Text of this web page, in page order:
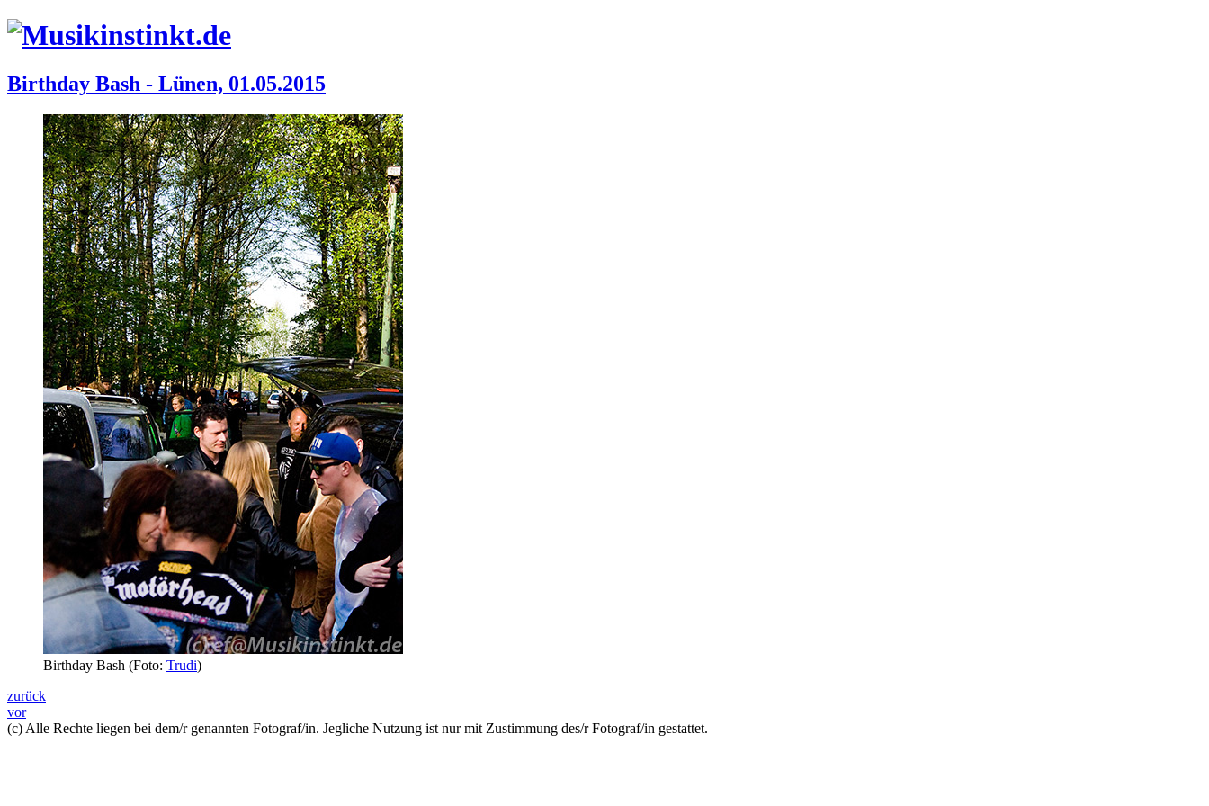
Birthday Bash - Lünen, 01.05.2015
Birthday Bash (Foto: Trudi)
zurück
vor
(c) Alle Rechte liegen bei dem/r genannten Fotograf/in. Jegliche Nutzung ist nur mit Zustimmung des/r Fotograf/in gestattet.